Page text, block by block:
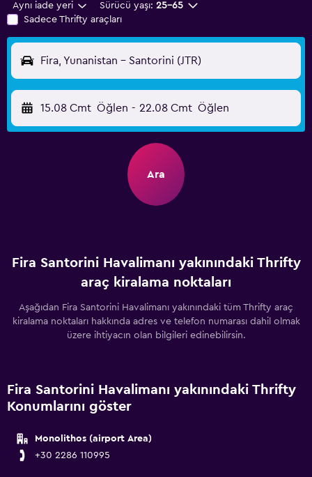
Aynı iade yeri Sürücü yaşı: 25-65
Sadece Thrifty araçları
Fira, Yunanistan - Santorini (JTR)
15.08 Cmt Öğlen - 22.08 Cmt Öğlen
Ara
Fira Santorini Havalimanı yakınındaki Thrifty
araç kiralama noktaları
Aşağıdan Fira Santorini Havalimanı yakınındaki tüm Thrifty araç
kiralama noktaları hakkında adres ve telefon numarası dahil olmak
üzere ihtiyacın olan bilgileri edinebilirsin.
Fira Santorini Havalimanı yakınındaki Thrifty
Konumlarını göster
Monolithos (airport Area)
+30 2286 110995